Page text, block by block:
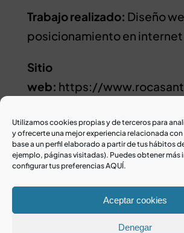
Utilizamos cookies propias y de terceros para
y ofrecerte una mejor experiencia relacionada
base a un perfil elaborado a partir de tus hábitos
ejemplo, páginas visitadas). Puedes obtener más
configurar tus preferencias AQUÍ.
Aceptar cookies
Denegar
Trabajo realizado: Diseño
posicionamiento en internet
Sitio
web: https://
Contacta con nosotros